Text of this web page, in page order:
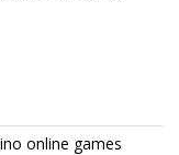
online games